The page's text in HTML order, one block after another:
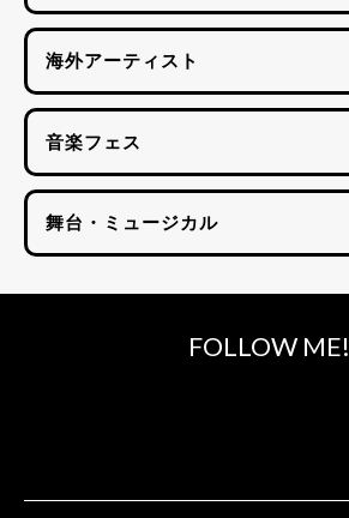
海外アーティスト
音楽フェス
舞台・ミュージカル
FOLLOW ME!